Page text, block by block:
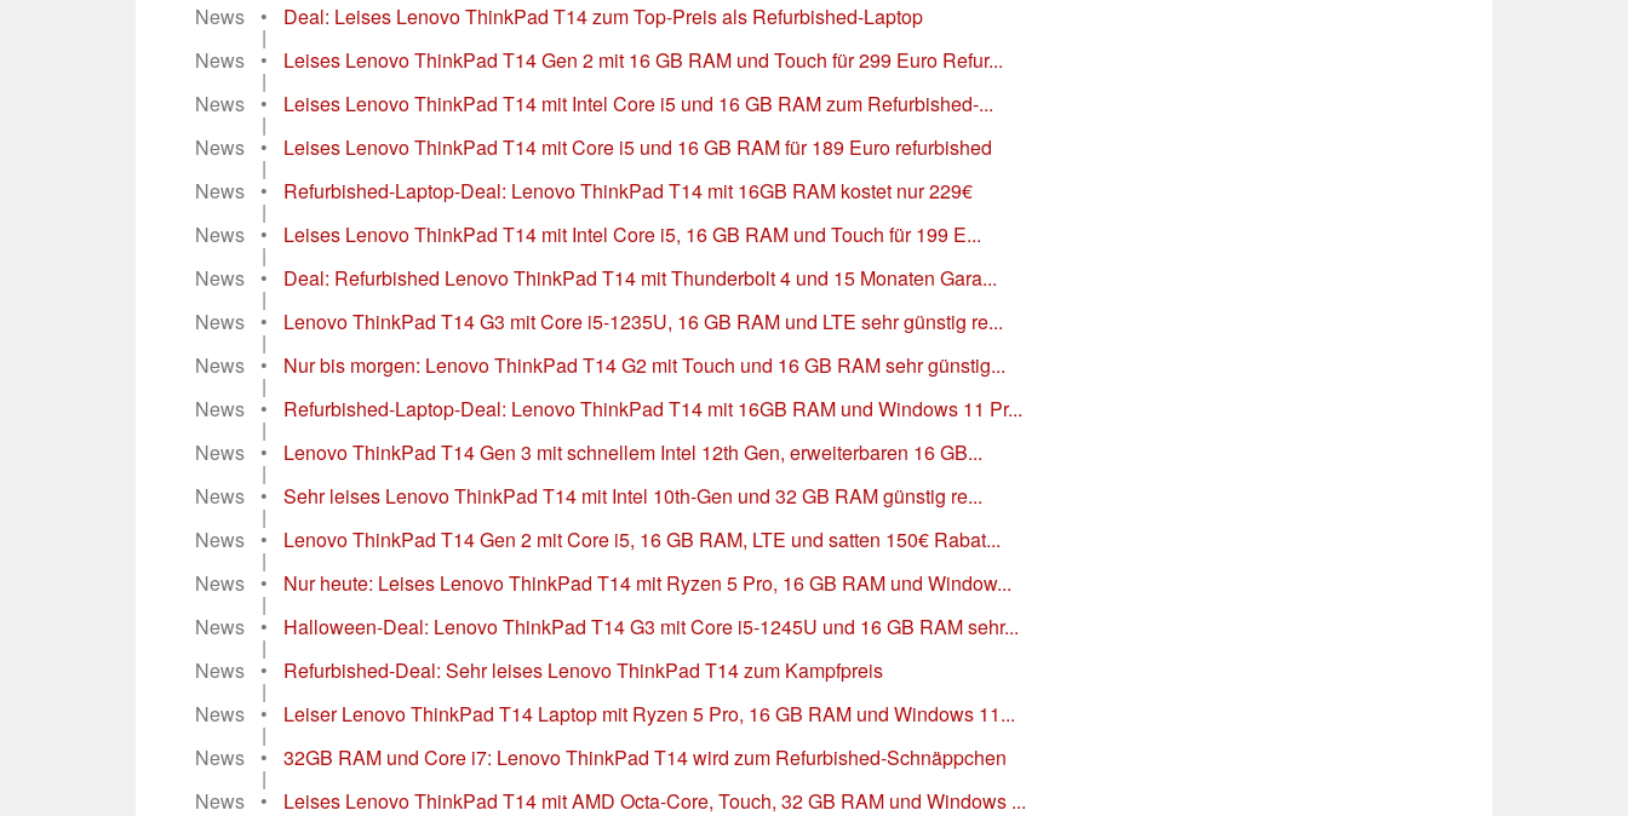
News
• Deal: Leises Lenovo ThinkPad T14 zum Top-Preis als Refurbished-Laptop
|
News
• Leises Lenovo ThinkPad T14 Gen 2 mit 16 GB RAM und Touch für 299 Euro Refur...
|
News
• Leises Lenovo ThinkPad T14 mit Intel Core i5 und 16 GB RAM zum Refurbished-...
|
News
• Leises Lenovo ThinkPad T14 mit Core i5 und 16 GB RAM für 189 Euro refurbished
|
News
• Refurbished-Laptop-Deal: Lenovo ThinkPad T14 mit 16GB RAM kostet nur 229€
|
News
• Leises Lenovo ThinkPad T14 mit Intel Core i5, 16 GB RAM und Touch für 199 E...
|
News
• Deal: Refurbished Lenovo ThinkPad T14 mit Thunderbolt 4 und 15 Monaten Gara...
|
News
• Lenovo ThinkPad T14 G3 mit Core i5-1235U, 16 GB RAM und LTE sehr günstig re...
|
News
• Nur bis morgen: Lenovo ThinkPad T14 G2 mit Touch und 16 GB RAM sehr günstig...
|
News
• Refurbished-Laptop-Deal: Lenovo ThinkPad T14 mit 16GB RAM und Windows 11 Pr...
|
News
• Lenovo ThinkPad T14 Gen 3 mit schnellem Intel 12th Gen, erweiterbaren 16 GB...
|
News
• Sehr leises Lenovo ThinkPad T14 mit Intel 10th-Gen und 32 GB RAM günstig re...
|
News
• Lenovo ThinkPad T14 Gen 2 mit Core i5, 16 GB RAM, LTE und satten 150€ Rabat...
|
News
• Nur heute: Leises Lenovo ThinkPad T14 mit Ryzen 5 Pro, 16 GB RAM und Window...
|
News
• Halloween-Deal: Lenovo ThinkPad T14 G3 mit Core i5-1245U und 16 GB RAM sehr...
|
News
• Refurbished-Deal: Sehr leises Lenovo ThinkPad T14 zum Kampfpreis
|
News
• Leiser Lenovo ThinkPad T14 Laptop mit Ryzen 5 Pro, 16 GB RAM und Windows 11...
|
News
• 32GB RAM und Core i7: Lenovo ThinkPad T14 wird zum Refurbished-Schnäppchen
|
News
•
Leises Lenovo ThinkPad T14 mit AMD Octa-Core, Touch, 32 GB RAM und Windows ...